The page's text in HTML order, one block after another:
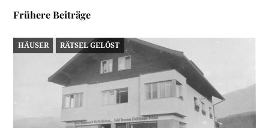
Frühere Beiträge
HÄUSER RÄTSEL GELÖST